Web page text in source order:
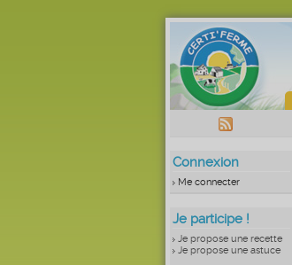
Connexion
Me connecter
Je participe !
Je propose une recette
Je propose une astuce